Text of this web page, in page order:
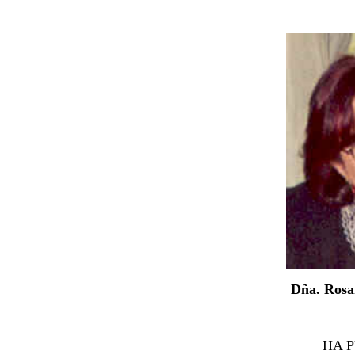
Dña.
HA